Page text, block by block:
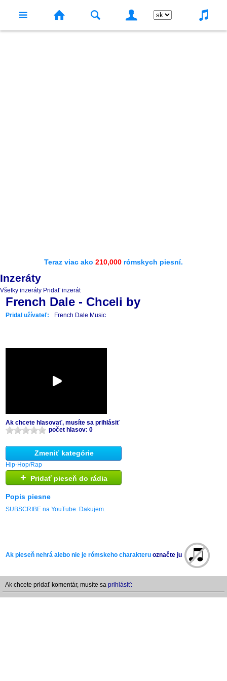
Teraz viac ako 210,000 rómskych piesní.
Inzeráty
Všetky inzeráty Pridať inzerát
French Dale - Chceli by
Pridal užívateľ: French Dale Music
Ak chcete hlasovať, musíte sa prihlásiť
počet hlasov: 0
Zmeniť kategórie
Hip-Hop/Rap
+ Pridať pieseň do rádia
Popis piesne
SUBSCRIBE na YouTube. Dakujem.
Ak pieseň nehrá alebo nie je rómskeho charakteru označte ju
Ak chcete pridať komentár, musíte sa prihlásiť: